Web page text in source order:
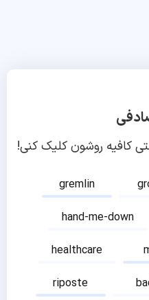
کافیه روشون کلیک کنی!
gremlin
hand-me-down
healthcare
riposte